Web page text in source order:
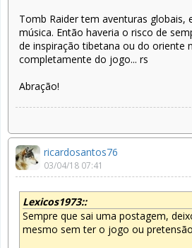
Tomb Raider tem aventuras globais,
música. Então haveria o risco de
de inspiração tibetana ou do oriente
completamente do jogo... rs
Abração!
ricardosantos76
03/04/18 07:41
Lexicos1973::
Sempre que sai uma postagem,
mesmo sem ter o jogo ou